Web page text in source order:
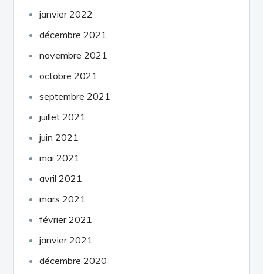
janvier 2022
décembre 2021
novembre 2021
octobre 2021
septembre 2021
juillet 2021
juin 2021
mai 2021
avril 2021
mars 2021
février 2021
janvier 2021
décembre 2020